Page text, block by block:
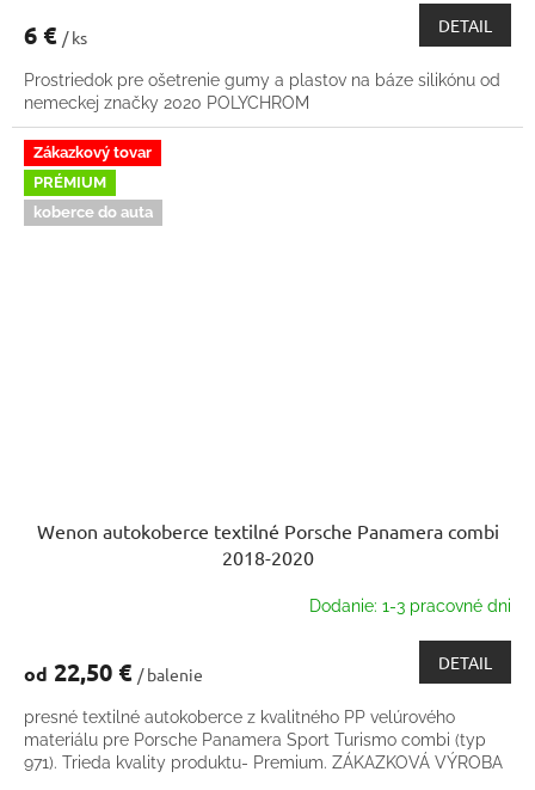
6 € / ks
DETAIL
Prostriedok pre ošetrenie gumy a plastov na báze silikónu od
nemeckej značky 2020 POLYCHROM
Zákazkový tovar
PRÉMIUM
koberce do auta
Wenon autokoberce textilné Porsche Panamera combi
2018-2020
Dodanie: 1-3 pracovné dni
od 22,50 € / balenie
DETAIL
presné textilné autokoberce z kvalitného PP velúrového
materiálu pre Porsche Panamera Sport Turismo combi (typ
971). Trieda kvality produktu- Premium. ZÁKAZKOVÁ VÝROBA